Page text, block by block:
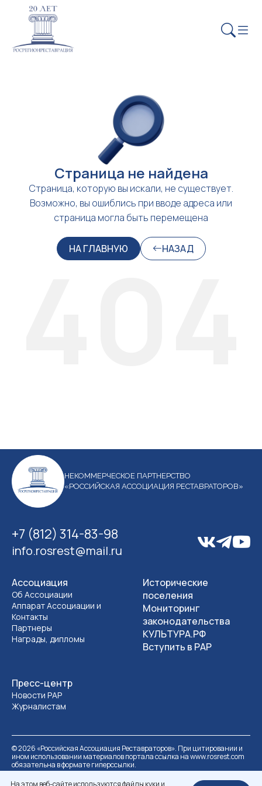
Страница не найдена
Страница, которую вы искали, не существует.
Возможно, вы ошиблись при вводе адреса или
страница могла быть перемещена
НА ГЛАВНУЮ НАЗАД
На этом веб-сайте используются файлы куки и
НЕКОММЕРЧЕСКОЕ ПАРТНЕРСТВО
«РОССИЙСКАЯ АССОЦИАЦИЯ РЕСТАВРАТОРОВ»
+7 (812) 314-83-98
info.rosrest@mail.ru
Ассоциация
Об Ассоциации
Аппарат Ассоциации и
Контакты
Партнеры
Награды, дипломы
Пресс-центр
Новости РАР
Журналистам
Исторические
поселения
Мониторинг
законодательства
КУЛЬТУРА.РФ
Вступить в РАР
©2026 «Российская Ассоциация Реставраторов». При цитировании и
ином использовании материалов портала ссылка на www.rosrest.com
обязательна в формате гиперссылки.
Политика обработки персональных данных
Разработка сайта